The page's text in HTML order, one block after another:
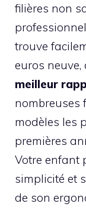
filières non
trouve
euros neuve,
meilleur
nombreuses
modèles les
premières
Votre enfant
simplicité et
de son